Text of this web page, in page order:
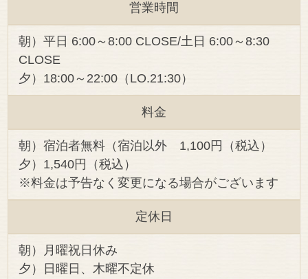
営業時間
朝）平日 6:00～8:00 CLOSE/土日 6:00～8:30
CLOSE
夕）18:00～22:00（LO.21:30）
料金
朝）宿泊者無料（宿泊以外 1,100円（税込）
夕）1,540円（税込）
※料金は予告なく変更になる場合がございます
定休日
朝）月曜祝日休み
夕）日曜日、木曜不定休